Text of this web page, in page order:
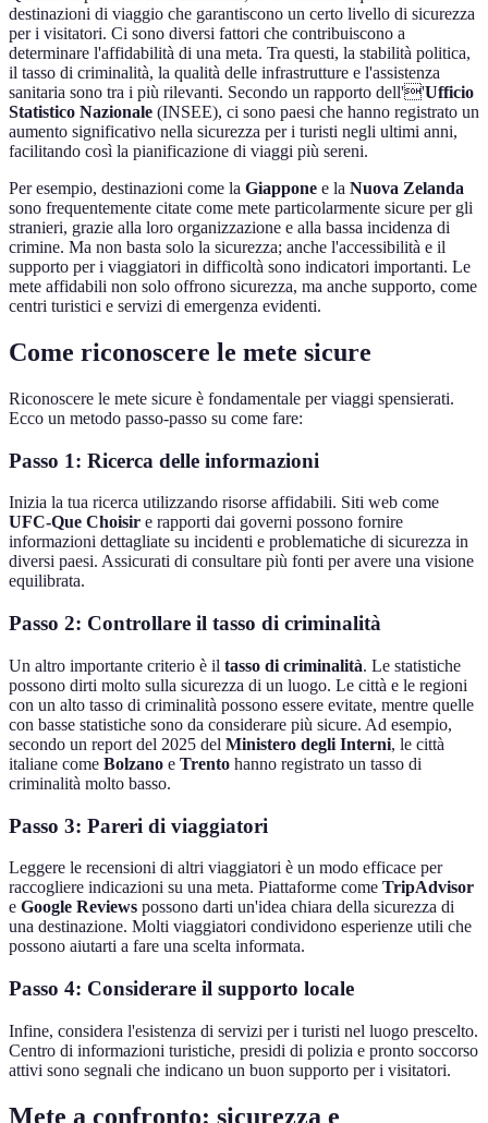
destinazioni di viaggio che garantiscono un certo livello di sicurezza
per i visitatori. Ci sono diversi fattori che contribuiscono a
determinare l'affidabilità di una meta. Tra questi, la stabilità politica,
il tasso di criminalità, la qualità delle infrastrutture e l'assistenza
sanitaria sono tra i più rilevanti. Secondo un rapporto dell''Ufficio
Statistico Nazionale (INSEE), ci sono paesi che hanno registrato un
aumento significativo nella sicurezza per i turisti negli ultimi anni,
facilitando così la pianificazione di viaggi più sereni.
Per esempio, destinazioni come la Giappone e la Nuova Zelanda
sono frequentemente citate come mete particolarmente sicure per gli
stranieri, grazie alla loro organizzazione e alla bassa incidenza di
crimine. Ma non basta solo la sicurezza; anche l'accessibilità e il
supporto per i viaggiatori in difficoltà sono indicatori importanti. Le
mete affidabili non solo offrono sicurezza, ma anche supporto, come
centri turistici e servizi di emergenza evidenti.
Come riconoscere le mete sicure
Riconoscere le mete sicure è fondamentale per viaggi spensierati.
Ecco un metodo passo-passo su come fare:
Passo 1: Ricerca delle informazioni
Inizia la tua ricerca utilizzando risorse affidabili. Siti web come
UFC-Que Choisir e rapporti dai governi possono fornire
informazioni dettagliate su incidenti e problematiche di sicurezza in
diversi paesi. Assicurati di consultare più fonti per avere una visione
equilibrata.
Passo 2: Controllare il tasso di criminalità
Un altro importante criterio è il tasso di criminalità. Le statistiche
possono dirti molto sulla sicurezza di un luogo. Le città e le regioni
con un alto tasso di criminalità possono essere evitate, mentre quelle
con basse statistiche sono da considerare più sicure. Ad esempio,
secondo un report del 2025 del Ministero degli Interni, le città
italiane come Bolzano e Trento hanno registrato un tasso di
criminalità molto basso.
Passo 3: Pareri di viaggiatori
Leggere le recensioni di altri viaggiatori è un modo efficace per
raccogliere indicazioni su una meta. Piattaforme come TripAdvisor
e Google Reviews possono darti un'idea chiara della sicurezza di
una destinazione. Molti viaggiatori condividono esperienze utili che
possono aiutarti a fare una scelta informata.
Passo 4: Considerare il supporto locale
Infine, considera l'esistenza di servizi per i turisti nel luogo prescelto.
Centro di informazioni turistiche, presidi di polizia e pronto soccorso
attivi sono segnali che indicano un buon supporto per i visitatori.
Mete a confronto: sicurezza e